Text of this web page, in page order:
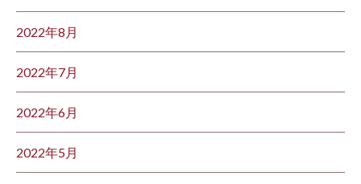
2022年8月
2022年7月
2022年6月
2022年5月